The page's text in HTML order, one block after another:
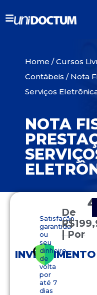
Home /Cursos
Contábeis / Nota
Serviços
NOTA
INVESTIMENTO
Satisfação
garantida
ou
seu
dinheiro
de
volta
por
até 7
dias
De
R$
| Por